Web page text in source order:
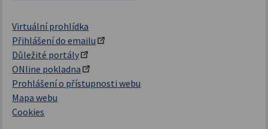
Virtuální prohlídka
Přihlášení do emailu
Důležité portály
ONline pokladna
Prohlášení o přístupnosti webu
Mapa webu
Cookies